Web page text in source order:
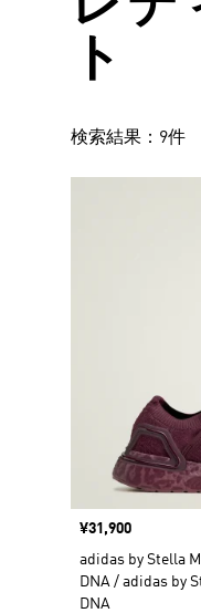
ト
検索結果：9件
価格
¥31,900
adidas by Stella
DNA / adidas by
DNA